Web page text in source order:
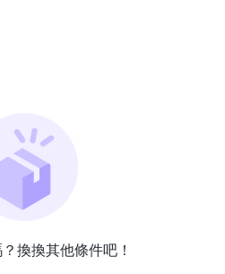
換換其他條件吧！